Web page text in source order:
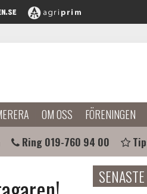
OM OSS
FÖRENINGEN
Ring 019-760 94 00
SENASTE